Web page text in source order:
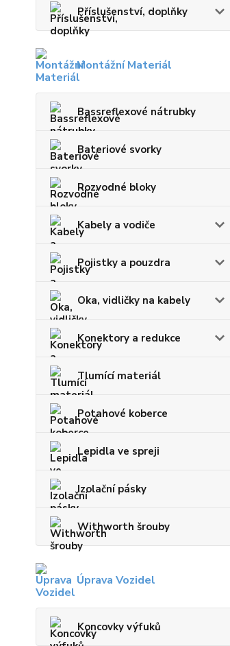
Příslušenství, doplňky
Montážní Materiál
Bassreflexové nátrubky
Bateriové svorky
Rozvodné bloky
Kabely a vodiče
Pojistky a pouzdra
Oka, vidličky na kabely
Konektory a redukce
Tlumící materiál
Potahové koberce
Lepidla ve spreji
Izolační pásky
Withworth šrouby
Úprava Vozidel
Koncovky výfuků